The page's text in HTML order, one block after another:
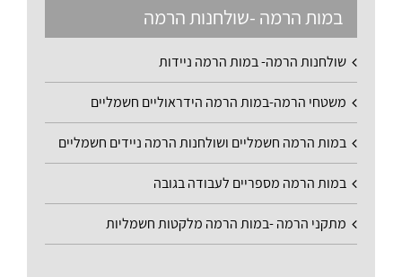
במות הרמה -שולחנות הרמה
שולחנות הרמה- במות הרמה ניידות
משטחי הרמה-במות הרמה הידראוליים חשמליים
במות הרמה חשמליים ושולחנות הרמה ניידים חשמליים
במות הרמה מספריים לעבודה בגובה
מתקני הרמה -במות הרמה מלקטות חשמליות